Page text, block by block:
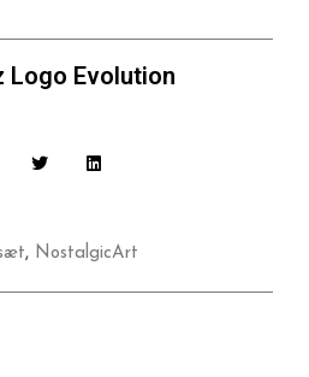
Logo Evolution
, NostalgicArt